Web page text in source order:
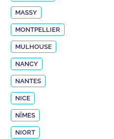
MASSY
MONTPELLIER
MULHOUSE
NANCY
NANTES
NICE
NÎMES
NIORT